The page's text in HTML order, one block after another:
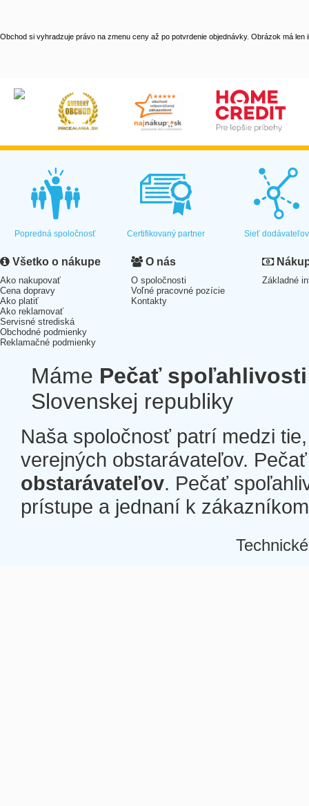
Obchod si vyhradzuje právo na zmenu ceny až po potvrdenie objednávky. Obrázok má len
Popredná spoločnosť Certifikovaný partner Sieť dodávateľov
Všetko o nákupe
Ako nakupovať
Cena dopravy
Ako platiť
Ako reklamovať
Servisné strediská
Obchodné podmienky
Reklamačné podmienky
O nás
O spoločnosti
Voľné pracovné pozície
Kontakty
Základné
Máme Pečať spoľahlivosti
Slovenskej republiky
Naša spoločnosť patrí medzi
verejných obstarávateľov.
obstarávateľov. Pečať
prístupe a jednaní k